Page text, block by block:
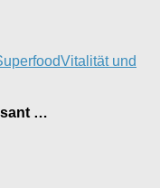
Vitalität und
…